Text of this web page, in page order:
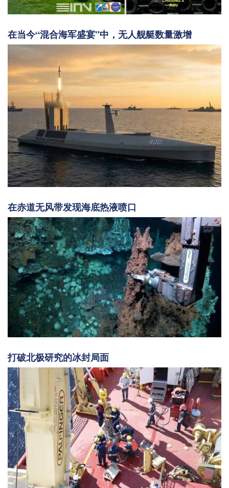
在当今“混合海军盛宴”中，无人舰艇数量激增
在赤道无风带发现海底热液喷口
打破北极研究的冰封局面